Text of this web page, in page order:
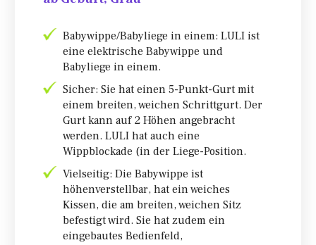
Babywippe/Babyliege in einem: LULI ist
eine elektrische Babywippe und
Babyliege in einem.
Sicher: Sie hat einen 5-Punkt-Gurt mit
einem breiten, weichen Schrittgurt. Der
Gurt kann auf 2 Höhen angebracht
werden. LULI hat auch eine
Wippblockade (in der Liege-Position.
Vielseitig: Die Babywippe ist
höhenverstellbar, hat ein weiches
Kissen, die am breiten, weichen Sitz
befestigt wird. Sie hat zudem ein
eingebautes Bedienfeld,